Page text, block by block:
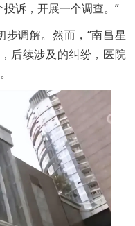
诉，开展一个调查。”
调解。然而，“南昌星
后续涉及的纠纷，医院